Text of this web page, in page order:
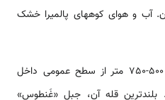
آب و هوای کوه­های پالمیرا خشک
سلسله پالمیرا تا ارتفاع میانگین ​​500-750 متر از سطح عمومی داخل
بلندترین قله آن، جبل «غَنطوس»